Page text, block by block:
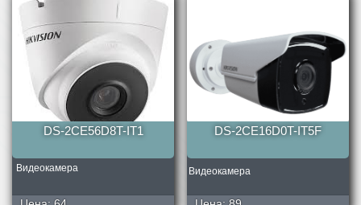
DS-2CE56D8T-IT1
Видеокамера
DS-2CE16D0T-IT5F
Видеокамера